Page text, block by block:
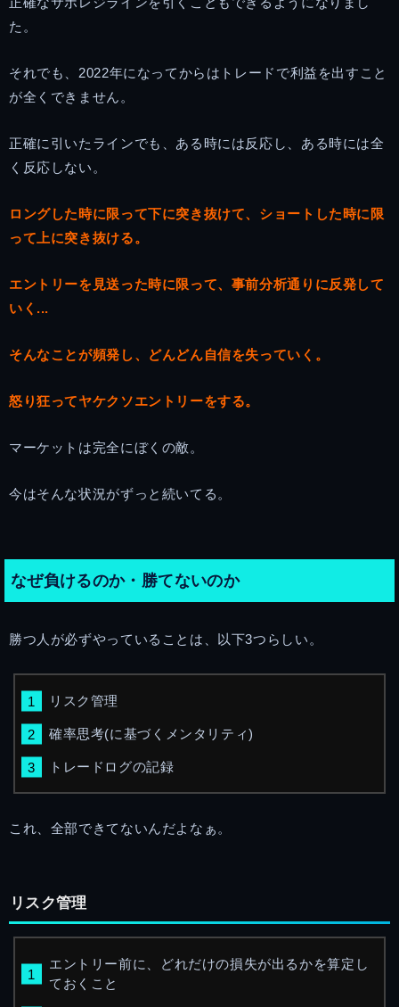
た。
それでも、2022年になってからはトレードで利益を出すこと
が全くできません。
正確に引いたラインでも、ある時には反応し、ある時には全
く反応しない。
ロングした時に限って下に突き抜けて、ショートした時に限
って上に突き抜ける。
エントリーを見送った時に限って、事前分析通りに反発して
いく...
そんなことが頻発し、どんどん自信を失っていく。
怒り狂ってヤケクソエントリーをする。
マーケットは完全にぼくの敵。
今はそんな状況がずっと続いてる。
なぜ負けるのか・勝てないのか
勝つ人が必ずやっていることは、以下3つらしい。
リスク管理
確率思考(に基づくメンタリティ)
トレードログの記録
これ、全部できてないんだよなぁ。
リスク管理
エントリー前に、どれだけの損失が出るかを算定し
ておくこと